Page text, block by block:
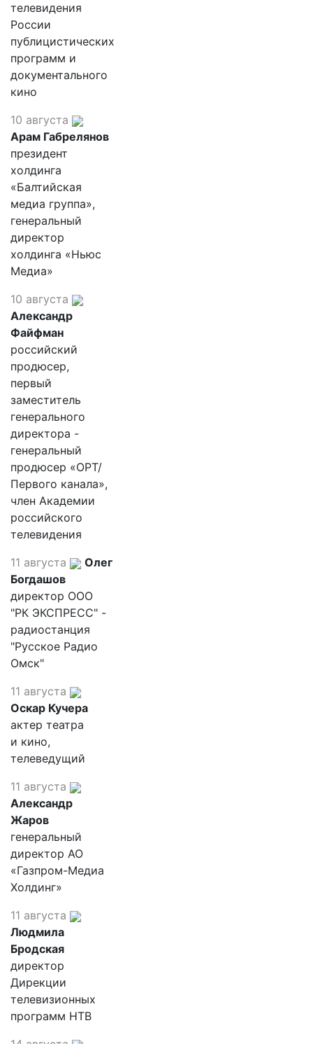
телевидения
России
публицистических
программ и
документального
кино
10 августа
Арам Габрелянов
президент
холдинга
«Балтийская
медиа группа»,
генеральный
директор
холдинга «Ньюс
Медиа»
10 августа
Александр
Файфман
российский
продюсер,
первый
заместитель
генерального
директора -
генеральный
продюсер «ОРТ/
Первого канала»,
член Академии
российского
телевидения
11 августа
Олег
Богдашов
директор ООО
"РК ЭКСПРЕСС" -
радиостанция
"Русское Радио
Омск"
11 августа
Оскар Кучера
актер театра
и кино,
телеведущий
11 августа
Александр
Жаров
генеральный
директор АО
«Газпром-Медиа
Холдинг»
11 августа
Людмила
Бродская
директор
Дирекции
телевизионных
программ НТВ